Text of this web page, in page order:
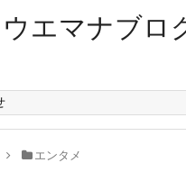
エマナブロ
エンタメ